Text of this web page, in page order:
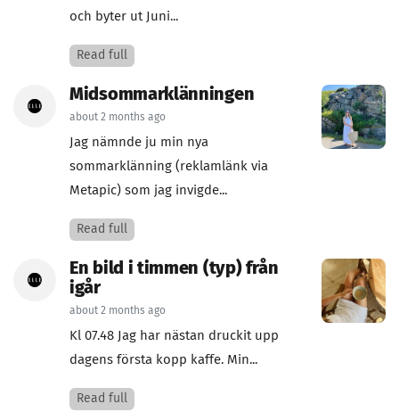
och byter ut Juni...
Read full
Midsommarklänningen
about 2 months ago
Jag nämnde ju min nya
sommarklänning (reklamlänk via
Metapic) som jag invigde...
Read full
En bild i timmen (typ) från
igår
about 2 months ago
Kl 07.48 Jag har nästan druckit upp
dagens första kopp kaffe. Min...
Read full